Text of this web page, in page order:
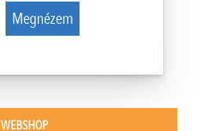
Megnézem
WEBSHOP